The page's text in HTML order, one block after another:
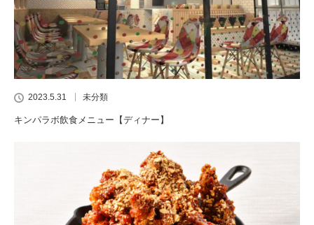
2023.5.31 未分類
キンパラボ飲食メニュー【ディナー】